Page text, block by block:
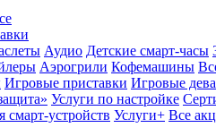
Аудио Детские смарт-часы
Аэрогрили Кофемашины
Игровые приставки Игровые
Услуги по настройке
смарт-устройств Услуги+ Все